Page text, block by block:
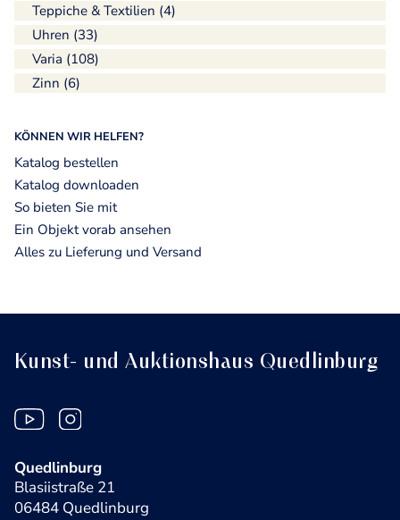
Teppiche & Textilien (4)
Uhren (33)
Varia (108)
Zinn (6)
KÖNNEN WIR HELFEN?
Katalog bestellen
Katalog downloaden
So bieten Sie mit
Ein Objekt vorab ansehen
Alles zu Lieferung und Versand
Kunst- und Auktionshaus Quedlinburg
Quedlinburg
Blasiistraße 21
06484 Quedlinburg